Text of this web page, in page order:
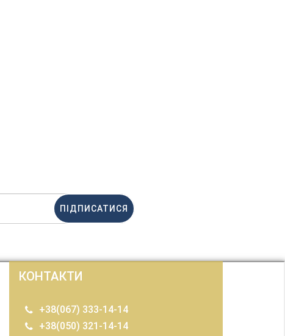
ПІДПИСАТИСЯ
КОНТАКТИ
+38(067) 333-14-14
+38(050) 321-14-14